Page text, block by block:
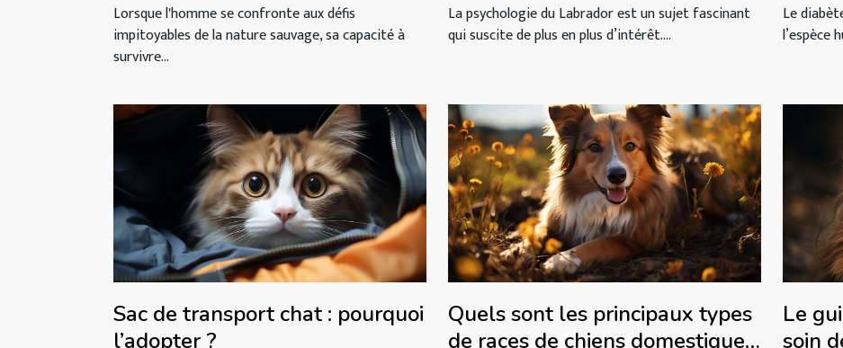
compétences en nature
sauvage ?
Lorsque l'homme se confronte aux défis
impitoyables de la nature sauvage, sa capacité à
survivre...
La psychologie du Labrador est un sujet fascinant
qui suscite de plus en plus d’intérêt....
Le
l’espèce
Sac de transport chat : pourquoi
l’adopter ?
Quels sont les principaux types
de races de chiens domestiques
Le
soin